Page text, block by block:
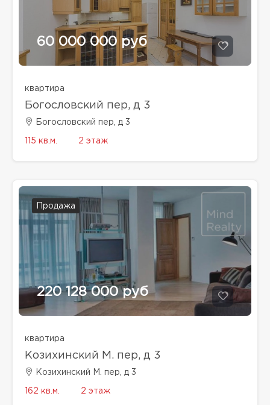
60 000 000 руб
квартира
Богословский пер, д 3
Богословский пер, д 3
115 кв.м. 2 этаж
Продажа
220 128 000 руб
квартира
Козихинский М. пер, д 3
Козихинский М. пер, д 3
162 кв.м. 2 этаж